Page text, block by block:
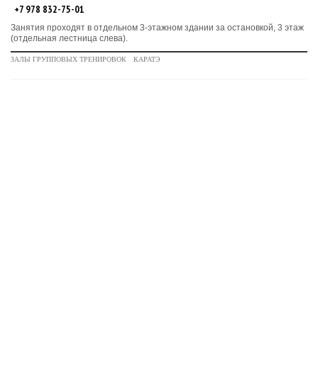
+7 978 832-75-01
Занятия проходят в отдельном 3-этажном здании за остановкой, 3 этаж
(отдельная лестница слева).
ЗАЛЫ ГРУППОВЫХ ТРЕНИРОВОК КАРАТЭ